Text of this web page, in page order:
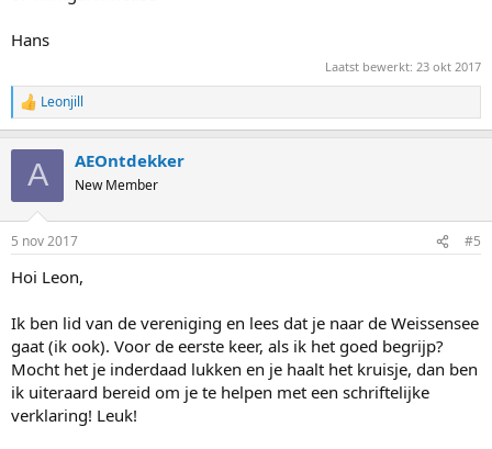
Hans
Laatst bewerkt: 23 okt 2017
R
e
s
Leonjill
A AEOntdekker
New Member
5 nov 2017 #5
Hoi Leon,
Ik ben lid van de vereniging en lees dat je naar de Weissensee
gaat (ik ook). Voor de eerste keer, als ik het goed begrijp?
Mocht het je inderdaad lukken en je haalt het kruisje, dan ben
ik uiteraard bereid om je te helpen met een schriftelijke
verklaring! Leuk!